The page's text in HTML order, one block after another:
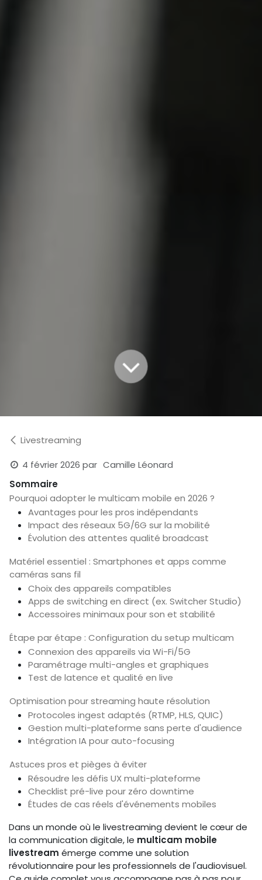
Livestreaming
4 février 2026 par Camille Léonard
Sommaire
Pourquoi adopter le multicam mobile en 2026 ?
Avantages pour les pros indépendants
Impact des réseaux 5G/6G sur la mobilité
Évolution des attentes qualité broadcast
Matériel essentiel : Smartphones et apps comme
caméras sans fil
Choix des appareils compatibles
Apps de switching en direct (ex. Switcher Studio)
Accessoires minimaux pour son et stabilité
Étape par étape : Configuration du setup multicam
Connexion des appareils via Wi-Fi/5G
Paramétrage multi-angles et graphiques
Test de latence et qualité en live
Optimisation pour streaming haute résolution
Protocoles ingest adaptés (RTMP, HLS, QUIC)
Gestion multi-plateforme sans perte d'audience
Intégration IA pour auto-focusing
Astuces pros et pièges à éviter
Résoudre les défis UX multi-plateforme
Checklist pré-live pour zéro downtime
Études de cas réels d'événements mobiles
Dans un monde où le livestreaming devient le cœur de
la communication digitale, le multicam mobile
livestream émerge comme une solution
révolutionnaire pour les professionnels de l'audiovisuel.